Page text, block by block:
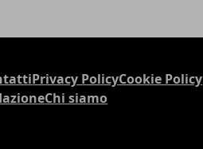
Privacy PolicyCookie Policy
Chi siamo